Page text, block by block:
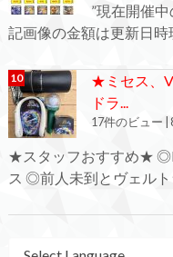
”現在開催
記画像の金額は更新日時
★ミセス、
ドラ...
17件のビュー
★スタッフおすすめ★
ス ◎前人未到とヴェル